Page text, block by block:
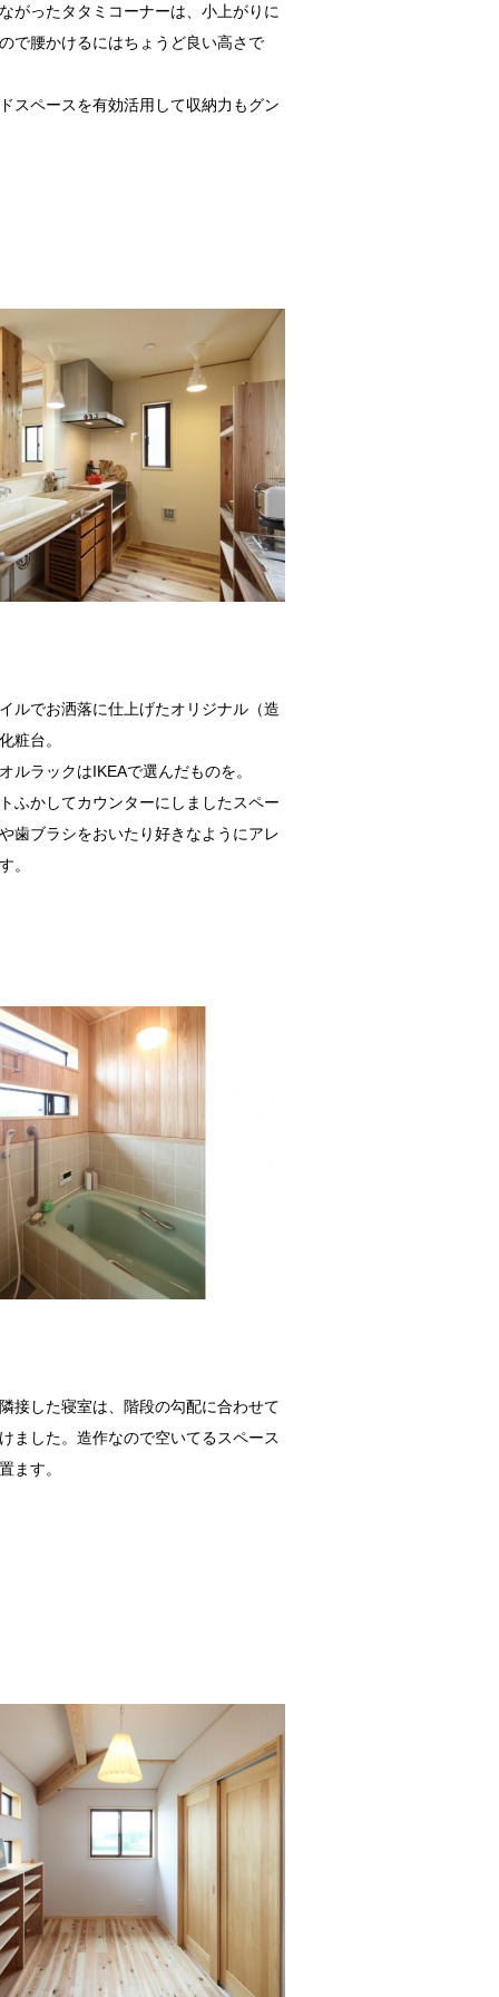
がったタタミコーナーは、小上がりに
で腰かけるにはちょうど良い高さで
スペースを有効活用して収納力もグン
ルでお洒落に仕上げたオリジナル（造
粧台。
ルラックはIKEAで選んだものを。
ふかしてカウンターにしましたスペー
歯ブラシをおいたり好きなようにアレ
。
接した寝室は、階段の勾配に合わせて
ました。造作なので空いてるスペース
ます。